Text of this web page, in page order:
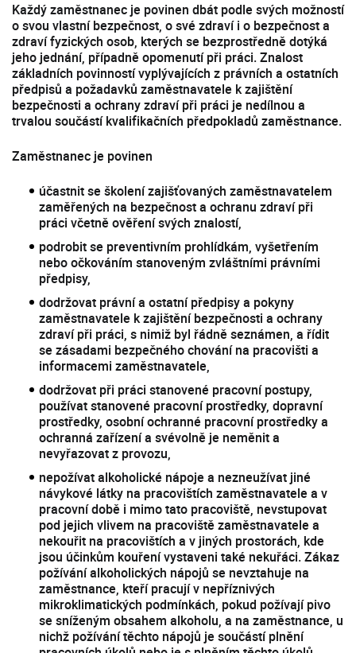
Každý zaměstnanec je povinen dbát podle svých možností
o svou vlastní bezpečnost, o své zdraví i o bezpečnost a
zdraví fyzických osob, kterých se bezprostředně dotýká
jeho jednání, případně opomenutí při práci. Znalost
základních povinností vyplývajících z právních a ostatních
předpisů a požadavků zaměstnavatele k zajištění
bezpečnosti a ochrany zdraví při práci je nedílnou a
trvalou součástí kvalifikačních předpokladů zaměstnance.
Zaměstnanec je povinen
účastnit se školení zajišťovaných zaměstnavatelem
zaměřených na bezpečnost a ochranu zdraví při
práci včetně ověření svých znalostí,
podrobit se preventivním prohlídkám, vyšetřením
nebo očkováním stanoveným zvláštními právními
předpisy,
dodržovat právní a ostatní předpisy a pokyny
zaměstnavatele k zajištění bezpečnosti a ochrany
zdraví při práci, s nimiž byl řádně seznámen, a řídit
se zásadami bezpečného chování na pracovišti a
informacemi zaměstnavatele,
dodržovat při práci stanovené pracovní postupy,
používat stanovené pracovní prostředky, dopravní
prostředky, osobní ochranné pracovní prostředky a
ochranná zařízení a svévolně je neměnit a
nevyřazovat z provozu,
nepožívat alkoholické nápoje a nezneužívat jiné
návykové látky na pracovištích zaměstnavatele a v
pracovní době i mimo tato pracoviště, nevstupovat
pod jejich vlivem na pracoviště zaměstnavatele a
nekouřit na pracovištích a v jiných prostorách, kde
jsou účinkům kouření vystaveni také nekuřáci. Zákaz
požívání alkoholických nápojů se nevztahuje na
zaměstnance, kteří pracují v nepříznivých
mikroklimatických podmínkách, pokud požívají pivo
se sníženým obsahem alkoholu, a na zaměstnance, u
nichž požívání těchto nápojů je součástí plnění